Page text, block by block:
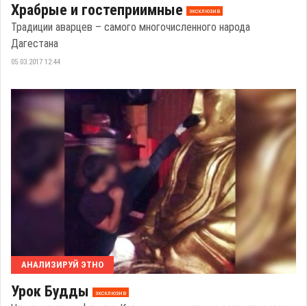
Храбрые и гостеприимные эксклюзив
Традиции аварцев – самого многочисленного народа
Дагестана
05.03.2017 12:44
АНАЛИЗИРУЙ ЭТНО
Урок Будды эксклюзив